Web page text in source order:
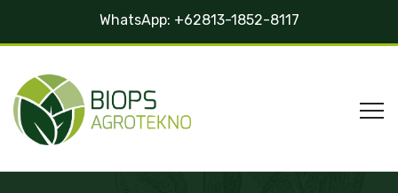
WhatsApp: +62813-1852-8117